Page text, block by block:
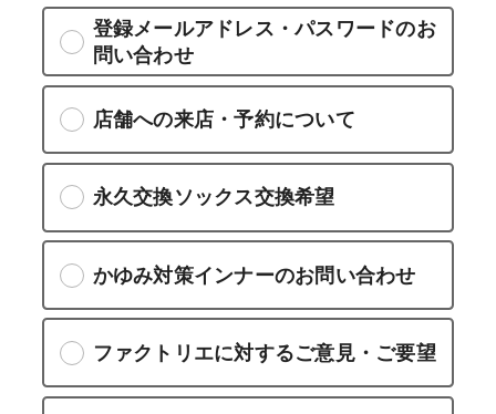
登録メールアドレス・パスワードのお
問い合わせ
店舗への来店・予約について
永久交換ソックス交換希望
かゆみ対策インナーのお問い合わせ
ファクトリエに対するご意見・ご要望